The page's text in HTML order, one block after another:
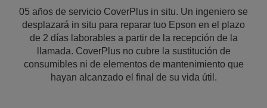
05 años de servicio CoverPlus in situ. Un ingeniero se
desplazará in situ para reparar tuo Epson en el plazo
de 2 días laborables a partir de la recepción de la
llamada. CoverPlus no cubre la sustitución de
consumibles ni de elementos de mantenimiento que
hayan alcanzado el final de su vida útil.